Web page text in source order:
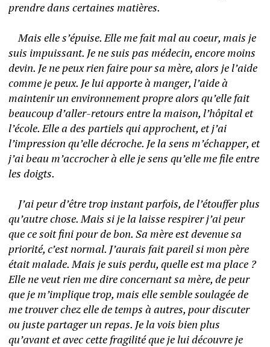
	Mais elle s’épuise. Elle me fait mal au coeur, mais je
suis impuissant. Je ne suis pas médecin, encore moins
devin. Je ne peux rien faire pour sa mère, alors je l’aide
comme je peux. Je lui apporte à manger, l’aide à
maintenir un environnement propre alors qu’elle fait
beaucoup d’aller-retours entre la maison, l’hôpital et
l’école. Elle a des partiels qui approchent, et j’ai
l’impression qu’elle décroche. Je la sens m’échapper, et
j’ai beau m’accrocher à elle je sens qu’elle me file entre
	J’ai peur d’être trop instant parfois, de l’étouffer plus
qu’autre chose. Mais si je la laisse respirer j’ai peur
que ce soit fini pour de bon. Sa mère est devenue sa
priorité, c’est normal. J’aurais fait pareil si mon père
était malade. Mais je suis perdu, quelle est ma place ?
Elle ne veut rien me dire concernant sa mère, de peur
que je m’implique trop, mais elle semble soulagée de
me trouver chez elle de temps à autres, pour discuter
ou juste partager un repas. Je la vois bien plus
qu’avant et avec cette fragilité que je lui découvre je